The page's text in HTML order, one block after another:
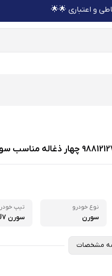
و اعتباری 🌟🌟
نوع خودرو
سورن
تیپ
سورن XU7
مشخصات